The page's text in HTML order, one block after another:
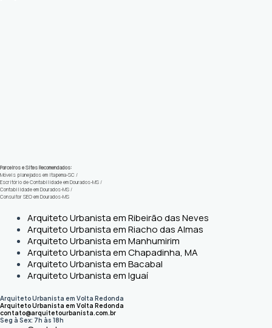
Parceiros e Sites Recomendados:
Móveis planejados em Itapema-SC /
Escritório de Contabilidade em Dourados-MS /
Contabilidade em Dourados-MS /
Consultor SEO em Dourados-MS
Arquiteto Urbanista em Ribeirão das Neves
Arquiteto Urbanista em Riacho das Almas
Arquiteto Urbanista em Manhumirim
Arquiteto Urbanista em Chapadinha, MA
Arquiteto Urbanista em Bacabal
Arquiteto Urbanista em Iguaí
Arquiteto Urbanista em Volta Redonda
Arquiteto Urbanista em Volta Redonda
contato@arquitetourbanista.com.br
Seg à Sex: 7h às 18h